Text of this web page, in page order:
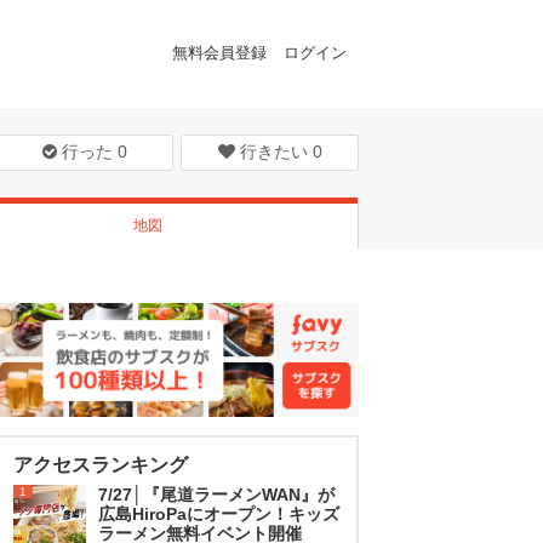
無料会員登録 ログイン
行った 0 行きたい 0
地図
アクセスランキング
1
7/27│『尾道ラーメンWAN』が
広島HiroPaにオープン！キッズ
ラーメン無料イベント開催